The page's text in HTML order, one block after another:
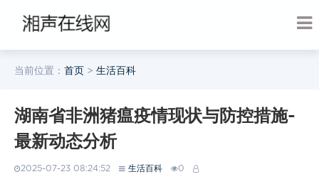
当前位置： 首页 > 生活百科
湖南省非洲猪瘟疫情现状与防控措施-
最新动态分析
2025-07-23 08:24:52 生活百科 0